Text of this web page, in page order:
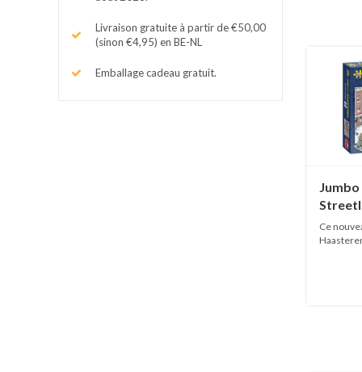
Livraison gratuite à partir de €50,00
(sinon €4,95) en BE-NL
Emballage cadeau gratuit.
Jumbo
pièces
Ce